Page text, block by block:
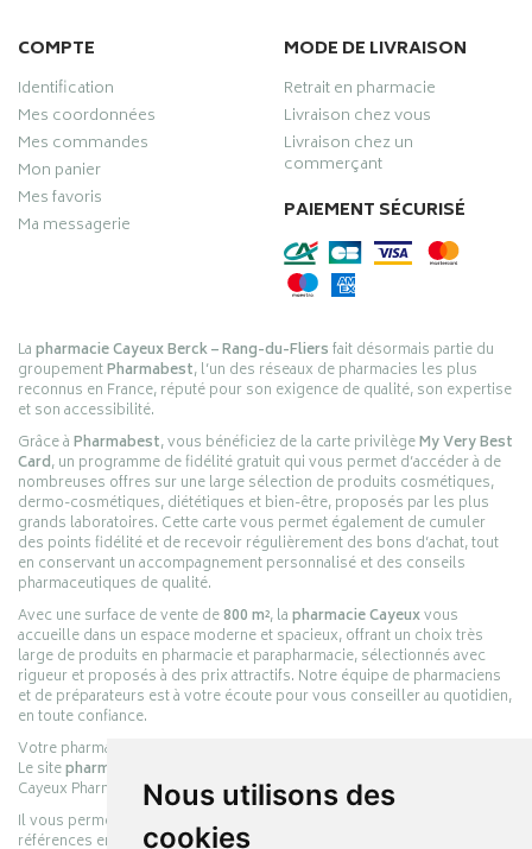
Nous utilisons des
cookies
COMPTE
Identification
Mes coordonnées
Mes commandes
Mon panier
Mes favoris
Ma messagerie
MODE DE LIVRAISON
Retrait en pharmacie
Livraison chez vous
Livraison chez un
commerçant
PAIEMENT SÉCURISÉ
Lapharmacie Cayeux Berck – Rang-du-Fliersfait désormais partie du
groupementPharmabest, l’un des réseaux de pharmacies les plus
reconnus en France, réputé pour son exigence de qualité, son expertise
et son accessibilité.
Grâce àPharmabest, vous bénéficiez de la carte privilègeMy Very Best
Card, un programme de fidélité gratuit qui vous permet d’accéder à de
nombreuses offres sur une large sélection de produits cosmétiques,
dermo-cosmétiques, diététiques et bien-être, proposés par les plus
grands laboratoires. Cette carte vous permet également de cumuler
des points fidélité et de recevoir régulièrement des bons d’achat, tout
en conservant un accompagnement personnalisé et des conseils
pharmaceutiques de qualité.
Avec une surface de vente de800 m², lapharmacie Cayeuxvous
accueille dans un espace moderne et spacieux, offrant un choix très
large de produits en pharmacie et parapharmacie, sélectionnés avec
rigueur et proposés à des prix attractifs. Notre équipe de pharmaciens
et de préparateurs est à votre écoute pour vous conseiller au quotidien,
en toute confiance.
Votre pharmacie en ligne :
Le sitepharmacie-cayeux.fr
Cayeux Pharmabest Berck-sur-Mer – Rang-du-Fliers.
Il vous permet de réaliser vos achats en ligne parmi des milliers de
références en :